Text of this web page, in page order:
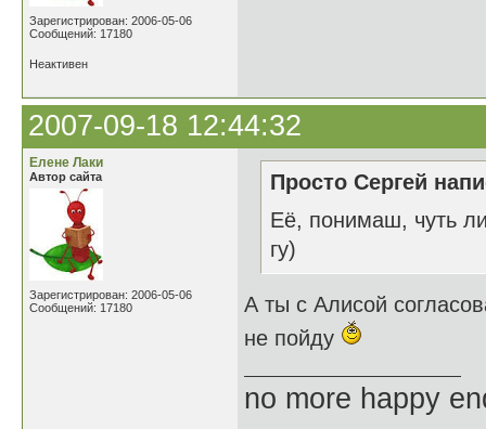
Зарегистрирован: 2006-05-06
Сообщений: 17180
Неактивен
2007-09-18 12:44:32
Елене Лаки
Автор сайта
Зарегистрирован: 2006-05-06
Сообщений: 17180
Просто Сергей
Её, понимаш, чуть
гу)
А ты с Алисой
не пойду
no more happy